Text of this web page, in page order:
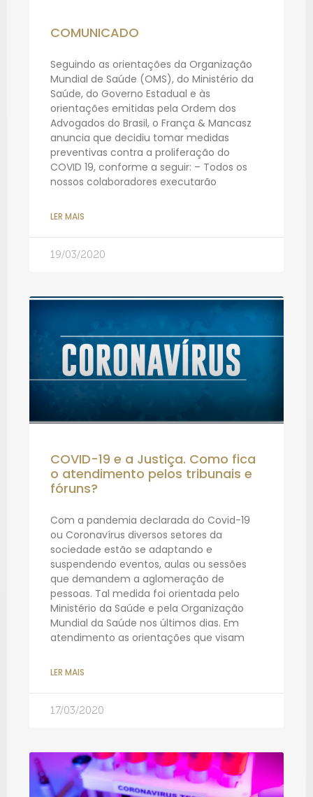
COMUNICADO
Seguindo as orientações da Organização
Mundial de Saúde (OMS), do Ministério da
Saúde, do Governo Estadual e às
orientações emitidas pela Ordem dos
Advogados do Brasil, o França & Mancasz
anuncia que decidiu tomar medidas
preventivas contra a proliferação do
COVID 19, conforme a seguir: – Todos os
nossos colaboradores executarão
LER MAIS
19/03/2020
COVID-19 e a Justiça. Como fica
o atendimento pelos tribunais e
fóruns?
Com a pandemia declarada do Covid-19
ou Coronavírus diversos setores da
sociedade estão se adaptando e
suspendendo eventos, aulas ou sessões
que demandem a aglomeração de
pessoas. Tal medida foi orientada pelo
Ministério da Saúde e pela Organização
Mundial da Saúde nos últimos dias. Em
atendimento as orientações que visam
LER MAIS
17/03/2020